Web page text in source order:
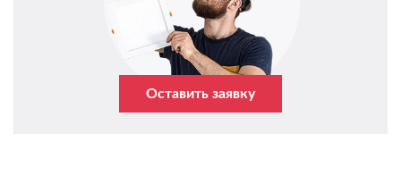
Оставить заявку